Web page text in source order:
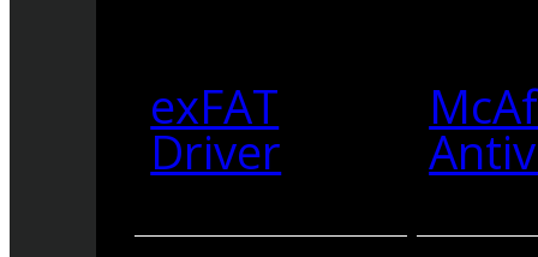
exFAT
Driver